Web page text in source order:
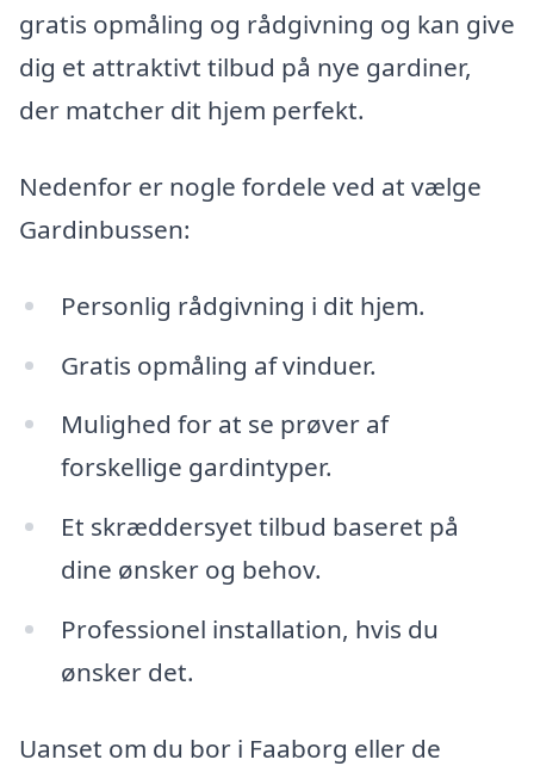
gratis opmåling og rådgivning og kan give
dig et attraktivt tilbud på nye gardiner,
der matcher dit hjem perfekt.
Nedenfor er nogle fordele ved at vælge
Gardinbussen:
Personlig rådgivning i dit hjem.
Gratis opmåling af vinduer.
Mulighed for at se prøver af
forskellige gardintyper.
Et skræddersyet tilbud baseret på
dine ønsker og behov.
Professionel installation, hvis du
ønsker det.
Uanset om du bor i Faaborg eller de